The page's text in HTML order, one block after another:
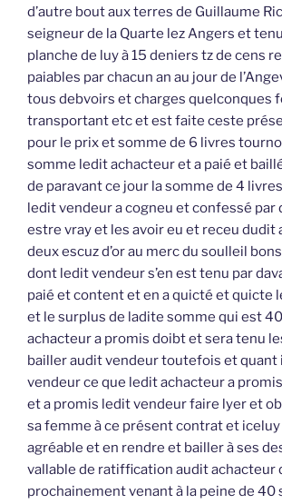
d’autre bout aux terres de Guillaume
seigneur de la Quarte lez Angers et
planche de luy à 15 deniers tz de cens
paiables par chacun an au jour de
tous debvoirs et charges quelconques
transportant etc et est faite ceste
pour le prix et somme de 6 livres
somme ledit achacteur et a paié et
de paravant ce jour la somme de 4
ledit vendeur a cogneu et confessé par
estre vray et les avoir eu et receu dudit
deux escuz d’or au merc du soulleil
dont ledit vendeur s’en est tenu par
paié et content et en a quicté et quicte
et le surplus de ladite somme qui est
achacteur a promis doibt et sera tenu
bailler audit vendeur toutefois et quant
vendeur ce que ledit achacteur a
et a promis ledit vendeur faire lyer et
sa femme à ce présent contrat et
agréable et en rendre et bailler à ses
vallable de ratiffication audit achacteur
prochainement venant à la peine de 40